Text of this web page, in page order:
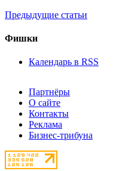
Предыдущие статьи
Фишки
Календарь в RSS
Партнёры
О сайте
Контакты
Реклама
Бизнес-трибуна